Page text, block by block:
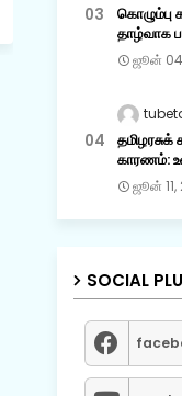
கொழும்பு
தாழ்வாக
ஜூன்
காரணம்:
ஜூன் 11,
SOCIAL